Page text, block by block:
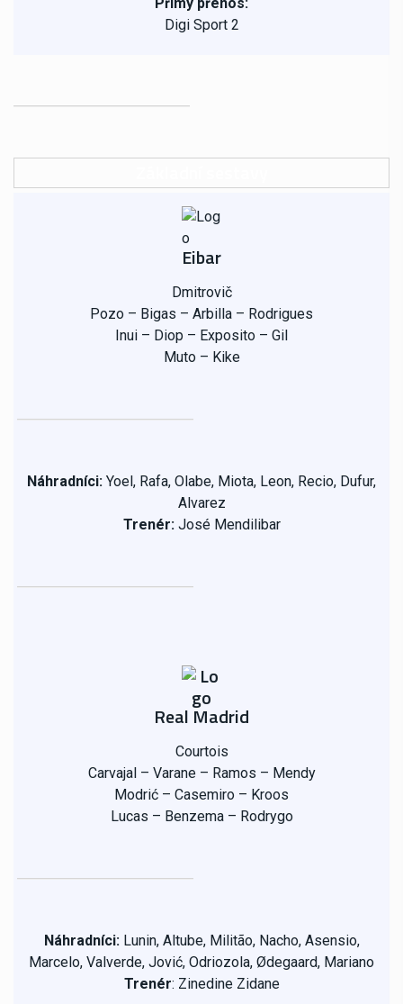
Digi Sport 2
Eibar
Dmitrovič
Pozo – Bigas – Arbilla – Rodrigues
Inui – Diop – Exposito – Gil
Muto – Kike
Náhradníci: Yoel, Rafa, Olabe, Miota, Leon, Recio, Dufur,
Alvarez
Trenér:José Mendilibar
Real Madrid
Courtois
Carvajal – Varane – Ramos – Mendy
Modrić – Casemiro – Kroos
Lucas – Benzema – Rodrygo
Náhradníci: Lunin, Altube, Militão, Nacho, Asensio,
Marcelo, Valverde, Jović, Odriozola, Ødegaard, Mariano
Trenér: Zinedine Zidane